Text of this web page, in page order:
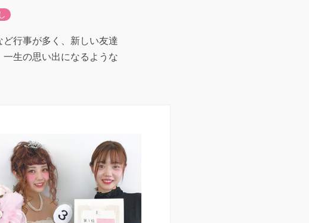
行事が多く、新しい友達
生の思い出になるような